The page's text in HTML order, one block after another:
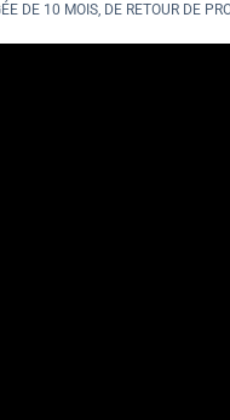
DE 10 MOIS, DE RETOUR DE